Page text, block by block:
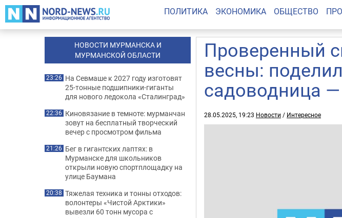
ПОЛИТИКА ЭКОНОМИКА ОБЩЕСТВО
Проверенный
весны:
садоводница —
28.05.2025, 19:23 Новости / Интересное
НОВОСТИ МУРМАНСКА И
МУРМАНСКОЙ ОБЛАСТИ
23:26 На Севмаше к 2027 году изготовят
25-тонные подшипники-гиганты
для нового ледокола «Сталинград»
22:36 Киновязание в темноте: мурманчан
зовут на бесплатный творческий
вечер с просмотром фильма
21:26 Бег в гигантских лаптях: в
Мурманске для школьников
открыли новую спортплощадку на
улице Баумана
20:38 Тяжелая техника и тонны отходов:
волонтеры «Чистой Арктики»
вывезли 60 тонн мусора с